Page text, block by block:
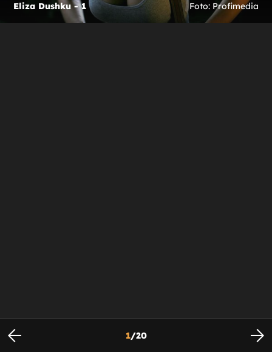
Eliza Dushku - 1 Foto: Profimedia
1/20